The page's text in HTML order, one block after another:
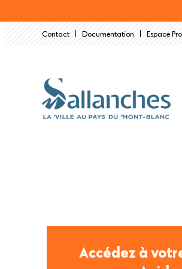
al
Contact Documentation Espace Pro
Accédez à